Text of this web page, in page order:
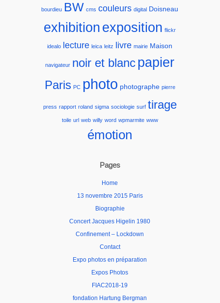
bourdieu BW cms couleurs digital Doisneau
exhibition exposition flickr
idealo lecture leica leitz livre mairie Maison
navigateur noir et blancpapier
Paris PC photo photographe pierre
press rapport roland sigma sociologie surf tirage
toile url web willy word wpmarmite www
émotion
Pages
Home
13 novembre 2015 Paris
Biographie
Concert Jacques Higelin 1980
Confinement – Lockdown
Contact
Expo photos en préparation
Expos Photos
FIAC2018-19
fondation Hartung Bergman